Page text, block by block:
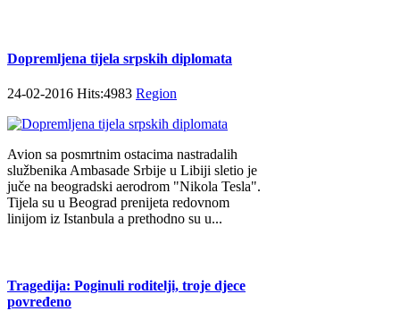
Dopremljena tijela srpskih diplomata
24-02-2016 Hits:4983 Region
Avion sa posmrtnim ostacima nastradalih
službenika Ambasade Srbije u Libiji sletio je
juče na beogradski aerodrom "Nikola Tesla".
Tijela su u Beograd prenijeta redovnom
linijom iz Istanbula a prethodno su u...
Tragedija: Poginuli roditelji, troje djece
povređeno